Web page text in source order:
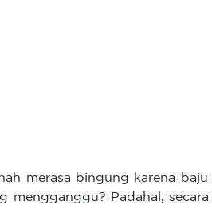
merasa bingung karena
mengganggu? Padahal,